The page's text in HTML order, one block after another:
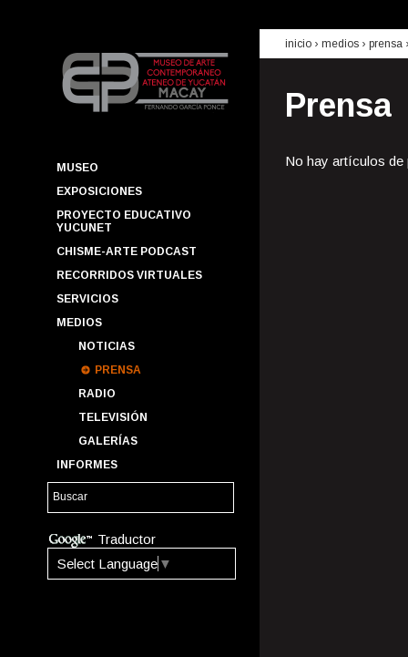
MUSEO
EXPOSICIONES
PROYECTO EDUCATIVO
YUCUNET
CHISME-ARTE PODCAST
RECORRIDOS VIRTUALES
SERVICIOS
MEDIOS
NOTICIAS
PRENSA
RADIO
TELEVISIÓN
GALERÍAS
INFORMES
Traductor
Select Language ▼
inicio › medios › prensa
Prensa
No hay artículos de